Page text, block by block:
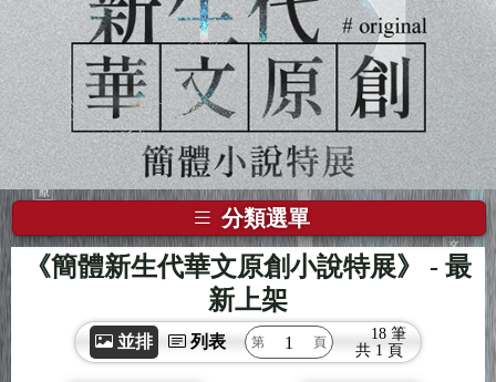
分類選單
《簡體新生代華文原創小說特展》
- 最
新上架
並排 列表 共
18 筆
1 頁